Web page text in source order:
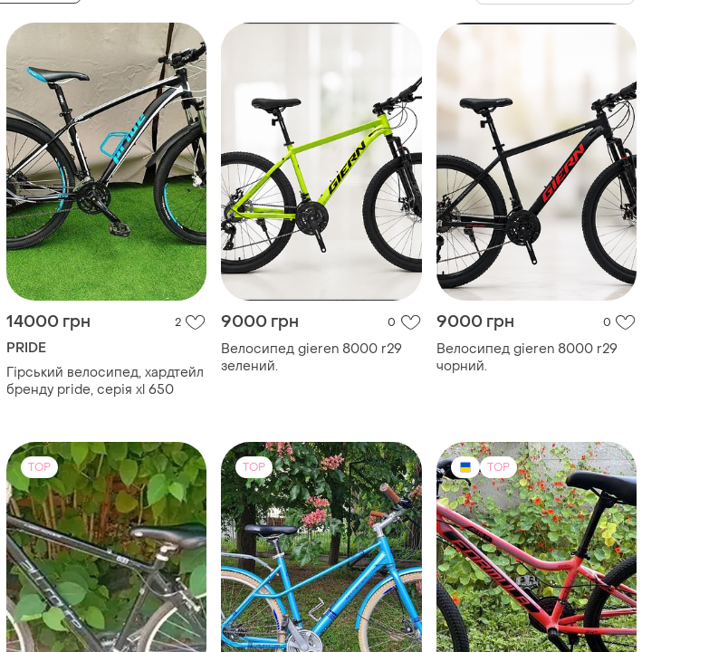
14000 грн 2
PRIDE
Гірський велосипед, хардтейл
бренду pride, серія xl 650
9000 грн 0
Велосипед gieren 8000 r29
зелений.
9000 грн 0
Велосипед gieren 8000 r29
чорний.
TOP TOP TOP